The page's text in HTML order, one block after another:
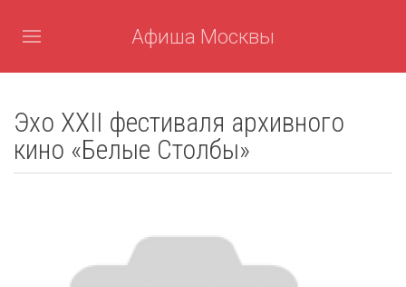
Афиша Москвы
Эхо XXII фестиваля архивного
кино «Белые Столбы»